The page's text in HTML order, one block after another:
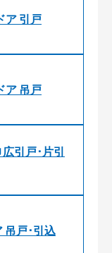
ア 引戸
ア 吊戸
引戸･片引
戸･引込